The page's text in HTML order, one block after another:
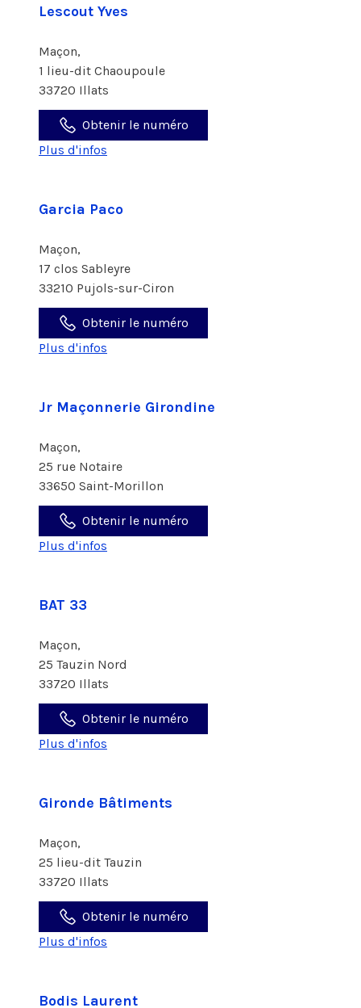
Lescout Yves
Maçon,
1 lieu-dit Chaoupoule
33720 Illats
Obtenir le numéro
Plus d'infos
Garcia Paco
Maçon,
17 clos Sableyre
33210 Pujols-sur-Ciron
Obtenir le numéro
Plus d'infos
Jr Maçonnerie Girondine
Maçon,
25 rue Notaire
33650 Saint-Morillon
Obtenir le numéro
Plus d'infos
BAT 33
Maçon,
25 Tauzin Nord
33720 Illats
Obtenir le numéro
Plus d'infos
Gironde Bâtiments
Maçon,
25 lieu-dit Tauzin
33720 Illats
Obtenir le numéro
Plus d'infos
Bodis Laurent